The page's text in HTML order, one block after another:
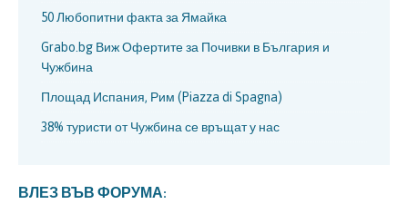
50 Любопитни факта за Ямайка
Grabo.bg Виж Офертите за Почивки в България и
Чужбина
Площад Испания, Рим (Piazza di Spagna)
38% туристи от Чужбина се връщат у нас
ВЛЕЗ ВЪВ ФОРУМА: